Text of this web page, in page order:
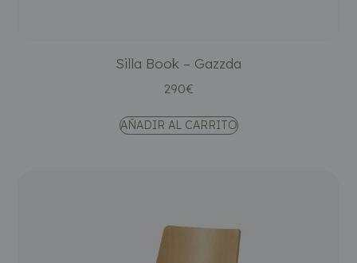
Silla Book – Gazzda
290€
AÑADIR AL CARRITO